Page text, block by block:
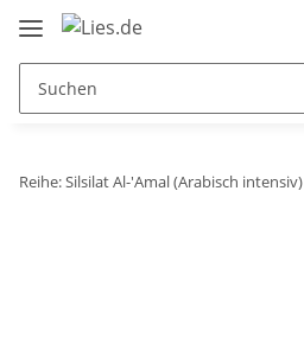
Reihe: Silsilat Al-'Amal (Arabisch intensiv)